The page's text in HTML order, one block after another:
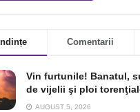
Comentarii
Vin furtunile! Banatul,
de vijelii şi ploi
AUGUST 5, 2026